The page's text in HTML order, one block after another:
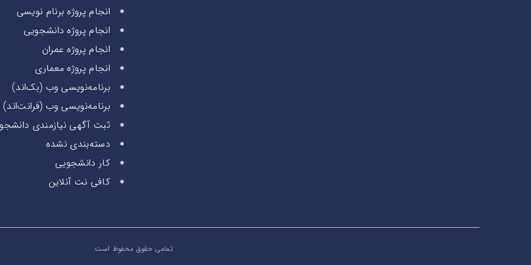
انجام پروژه برنام نویسی
انجام پروژه دانشجویی
انجام پروژه عمران
انجام پروژه معماری
برنامه‌نویسی وب (بک‌اند)
برنامه‌نویسی وب (فرانت‌اند)
ثبت آگهی نیازمندی
دسته‌بندی نشده
کار دانشجویی
کافی نت آنلاین
تمامی حقوق محفوط است.